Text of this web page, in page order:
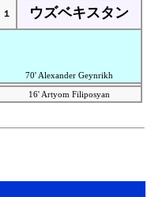
１
ウズベキスタン
70' Alexander Geynrikh
16' Artyom Filiposyan